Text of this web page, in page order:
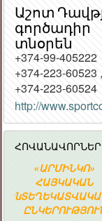
Աշոտ
գործադիր
տնօրեն
+374-99-405222
+374-223-60523 ,
+374-223-60524
http://
ՀՈՎԱՆԱՎՈՐՆԵՐ
«ԱՐՄԻՆԿՈ»
ՀԱՅԿԱԿԱՆ